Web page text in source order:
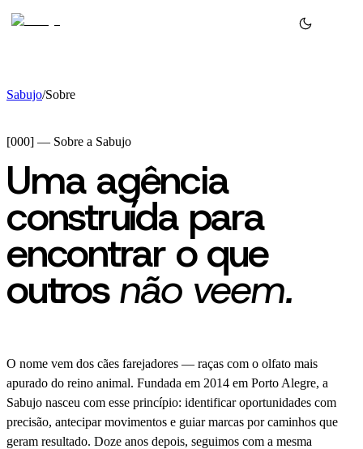
Sabujo/Sobre
[000] — Sobre a Sabujo
Uma agência
construída para
encontrar o que
outrosnão veem.
O nome vem dos cães farejadores — raças com o olfato mais
apurado do reino animal. Fundada em 2014 em Porto Alegre, a
Sabujo nasceu com esse princípio: identificar oportunidades com
precisão, antecipar movimentos e guiar marcas por caminhos que
geram resultado. Doze anos depois, seguimos com a mesma